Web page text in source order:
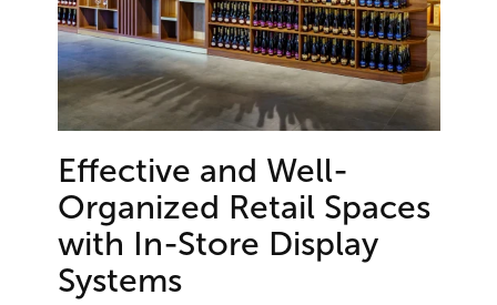
Effective and Well-
Organized Retail Spaces
with In-Store Display
Systems